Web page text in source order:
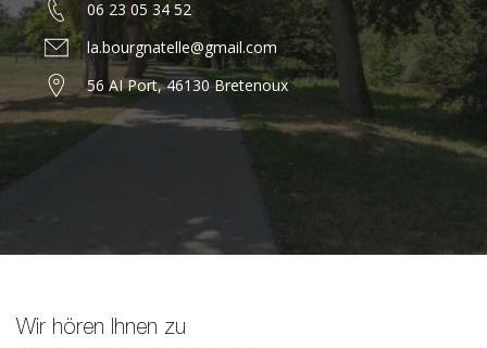
06 23 05 34 52
la.bourgnatelle@gmail.com
56 AI Port, 46130 Bretenoux
Wir hören Ihnen zu